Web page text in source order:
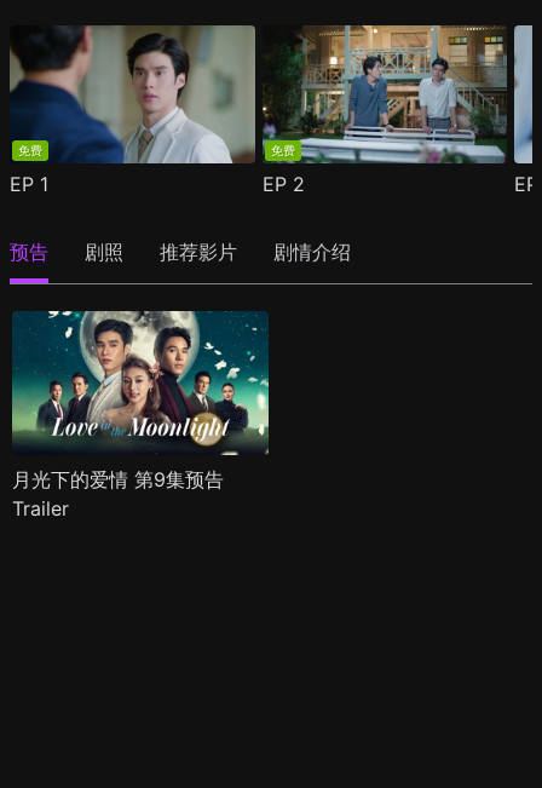
免费
EP 1
免费
EP 2
预告 剧照 推荐影片 剧情介绍
月光下的爱情 第9集预告
Trailer